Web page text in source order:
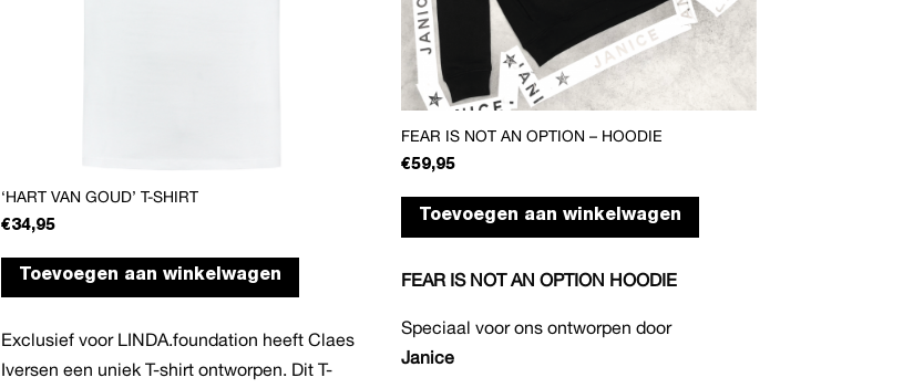
‘HART VAN GOUD’ T-SHIRT
€34,95
Toevoegen aan winkelwagen
Dit
meerdere
variaties.
Exclusief voor LINDA.foundation heeft Claes
Iversen een uniek T-shirt ontworpen. Dit T-
FEAR IS NOT AN OPTION – HOODIE
€59,95
Toevoegen aan winkelwagen
Dit
FEAR IS NOT AN OPTION HOODIE
Speciaal voor ons ontworpen door
Janice